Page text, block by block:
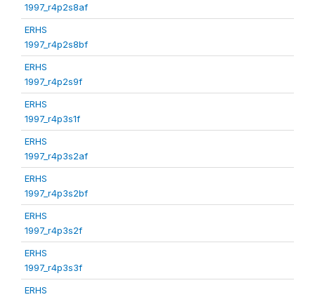
1997_r4p2s8af
ERHS
1997_r4p2s8bf
ERHS
1997_r4p2s9f
ERHS
1997_r4p3s1f
ERHS
1997_r4p3s2af
ERHS
1997_r4p3s2bf
ERHS
1997_r4p3s2f
ERHS
1997_r4p3s3f
ERHS